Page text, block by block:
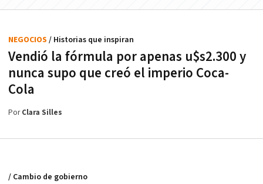
Vendió la fórmula por apenas u$s2.300 y
nunca supo que creó el imperio Coca-
Cola
NEGOCIOS / Historias que inspiran
PorClara Silles
/ Cambio de gobierno